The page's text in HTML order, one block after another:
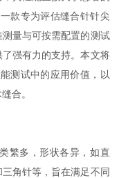
款专为评估缝合针针尖
量与可按需配置的测试
强有力的支持。本文将
测试中的应用价值，以
合。
繁多，形状各异，如直
角针等，旨在满足不同